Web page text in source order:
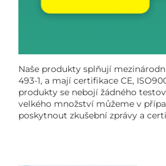
Naše produkty splňují
493-1, a mají certifikace CE,
produkty se nebojí žádného
velkého množství můžeme v
poskytnout zkušební zprávy a